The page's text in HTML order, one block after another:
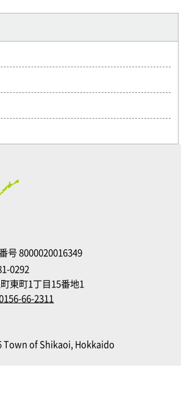
号 8000020016349
0292
東町1丁目15番地1
66-2311
Town of Shikaoi, Hokkaido